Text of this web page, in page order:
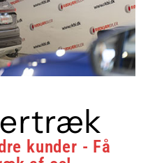
kunder - Få